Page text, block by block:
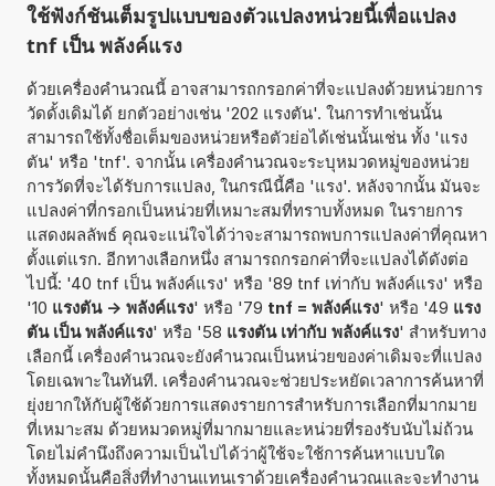
ใช้ฟังก์ชันเต็มรูปแบบของตัวแปลงหน่วยนี้เพื่อแปลง
tnf เป็น พลังค์แรง
ด้วยเครื่องคำนวณนี้ อาจสามารถกรอกค่าที่จะแปลงด้วยหน่วยการ
วัดดั้งเดิมได้ ยกตัวอย่างเช่น '202 แรงตัน'. ในการทำเช่นนั้น
สามารถใช้ทั้งชื่อเต็มของหน่วยหรือตัวย่อได้เช่นนั้นเช่น ทั้ง 'แรง
ตัน' หรือ 'tnf'. จากนั้น เครื่องคำนวณจะระบุหมวดหมู่ของหน่วย
การวัดที่จะได้รับการแปลง, ในกรณีนี้คือ 'แรง'. หลังจากนั้น มันจะ
แปลงค่าที่กรอกเป็นหน่วยที่เหมาะสมที่ทราบทั้งหมด ในรายการ
แสดงผลลัพธ์ คุณจะแน่ใจได้ว่าจะสามารถพบการแปลงค่าที่คุณหา
ตั้งแต่แรก. อีกทางเลือกหนึ่ง สามารถกรอกค่าที่จะแปลงได้ดังต่อ
ไปนี้: '40 tnf เป็น พลังค์แรง' หรือ '89 tnf เท่ากับ พลังค์แรง' หรือ
'10 แรงตัน -> พลังค์แรง' หรือ '79 tnf = พลังค์แรง' หรือ '49 แรง
ตัน เป็น พลังค์แรง' หรือ '58 แรงตัน เท่ากับ พลังค์แรง' สำหรับทาง
เลือกนี้ เครื่องคำนวณจะยังคำนวณเป็นหน่วยของค่าเดิมจะที่แปลง
โดยเฉพาะในทันที. เครื่องคำนวณจะช่วยประหยัดเวลาการค้นหาที่
ยุ่งยากให้กับผู้ใช้ด้วยการแสดงรายการสำหรับการเลือกที่มากมาย
ที่เหมาะสม ด้วยหมวดหมู่ที่มากมายและหน่วยที่รองรับนับไม่ถ้วน
โดยไม่คำนึงถึงความเป็นไปได้ว่าผู้ใช้จะใช้การค้นหาแบบใด
ทั้งหมดนั้นคือสิ่งที่ทำงานแทนเราด้วยเครื่องคำนวณและจะทำงาน